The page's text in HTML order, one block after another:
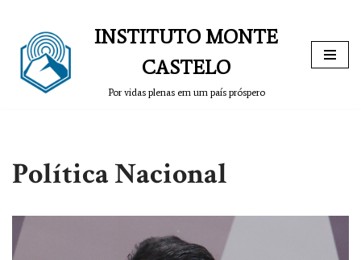
Pular
para
INSTITUTO MONTE
CASTELO
Por vidas plenas em um país próspero
Política Nacional